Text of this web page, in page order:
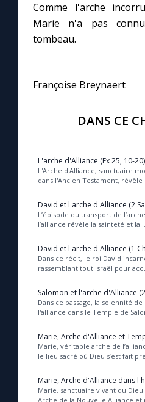
Comme l'arche
Marie n'a pas
tombeau.
Françoise Breynaert
DANS CE
L'arche d'Alliance (Ex 25, 10-20)
L'Arche d'Alliance, sanctuaire
dans l'Ancien Testament,
David et l'arche d'Alliance (2
L’épisode du transport de
l’alliance révèle la sainteté et la
nécessité d’un profond respect
sa prése...
David et l'arche d'Alliance (1
Dans ce récit, le roi David
rassemblant tout Israël pour
Salomon et l'arche d'Alliance
Dans ce passage, la solennité
l'alliance dans le Temple de
Marie, Arche d'Alliance et
Dieu selon les Pères de l'Église
Marie, véritable arche de
le lieu sacré où Dieu s’est fait
virginité d’une lumière céleste.
Marie, Arche d'Alliance dans
de Dieu (liturgie byzantine)
Marie, sanctuaire vivant du
Arche de la Nouvelle Alliance